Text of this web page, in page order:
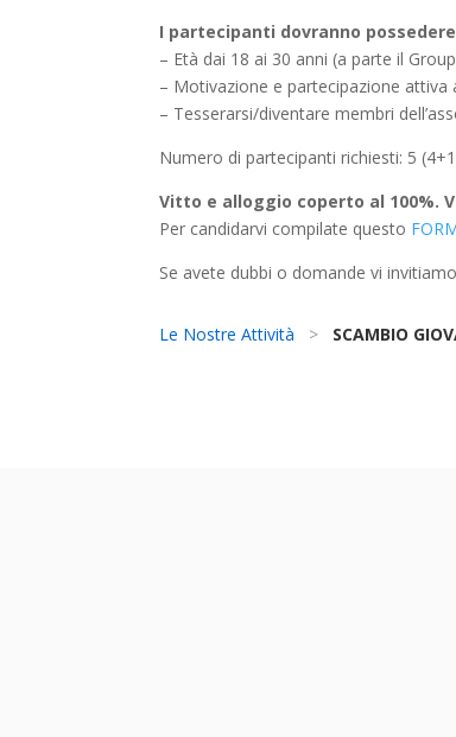
I partecipanti dovranno
– Età dai 18 ai 30 anni (a parte il
– Motivazione e partecipazione attiva
– Tesserarsi/diventare membri
Numero di partecipanti richiesti: 5
Vitto e alloggio coperto al 100%.
Per candidarvi compilate questo
Se avete dubbi o domande vi
Le Nostre Attività > SCAMBIO